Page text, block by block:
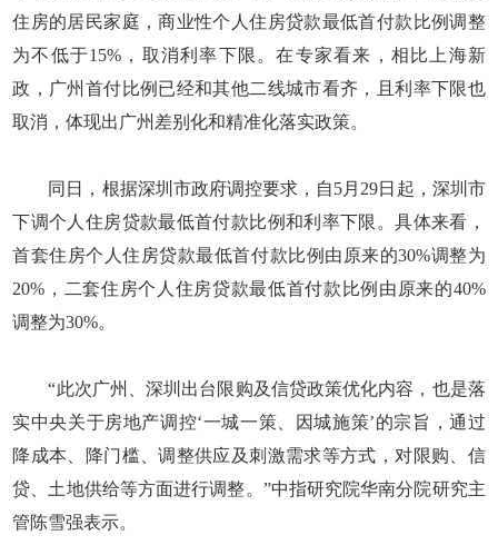
住房的居民家庭，商业性个人住房贷款最低首付款比例调整
为不低于15%，取消利率下限。在专家看来，相比上海新
政，广州首付比例已经和其他二线城市看齐，且利率下限也
取消，体现出广州差别化和精准化落实政策。
同日，根据深圳市政府调控要求，自5月29日起，深圳市
下调个人住房贷款最低首付款比例和利率下限。具体来看，
首套住房个人住房贷款最低首付款比例由原来的30%调整为
20%，二套住房个人住房贷款最低首付款比例由原来的40%
调整为30%。
“此次广州、深圳出台限购及信贷政策优化内容，也是落
实中央关于房地产调控‘一城一策、因城施策’的宗旨，通过
降成本、降门槛、调整供应及刺激需求等方式，对限购、信
贷、土地供给等方面进行调整。”中指研究院华南分院研究主
管陈雪强表示。